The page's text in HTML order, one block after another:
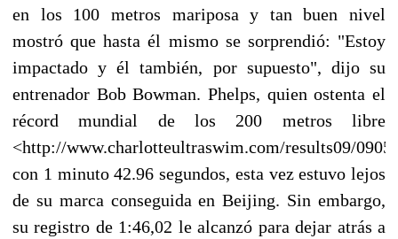
en los 100 metros mariposa y tan buen nivel
mostró que hasta él mismo se sorprendió: "Estoy
impactado y él también, por supuesto", dijo su
entrenador Bob Bowman. Phelps, quien ostenta el
récord mundial de los 200 metros libre
<http://www.charlotteultraswim.com/results09/
con 1 minuto 42.96 segundos, esta vez estuvo lejos
de su marca conseguida en Beijing. Sin embargo,
su registro de 1:46,02 le alcanzó para dejar atrás a